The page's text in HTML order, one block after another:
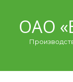
contentОАО